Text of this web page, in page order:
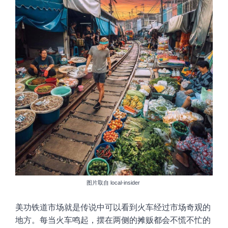
图片取自 local-insider
美功铁道市场就是传说中可以看到火车经过市场奇观的
地方。每当火车鸣起，摆在两侧的摊贩都会不慌不忙的